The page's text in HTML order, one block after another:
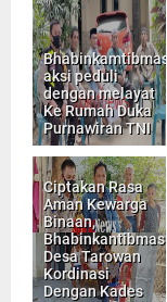
Bhabinkamtibmas
aksi peduli
dengan melayat
Ke Rumah Duka
Purnawiran TNI
Ciptakan Rasa
Aman Kewarga
Binaan,
Bhabinkantibmas
Desa Tarowan
Kordinasi
Dengan Kades